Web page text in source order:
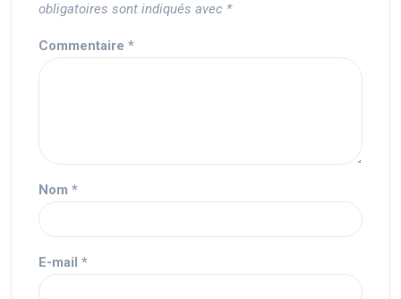
obligatoires sont indiqués avec *
Commentaire *
Nom *
E-mail *